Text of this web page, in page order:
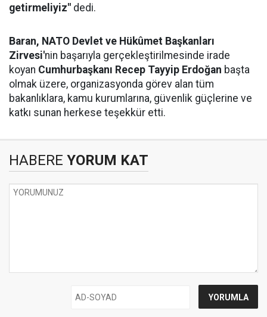
getirmeliyiz" dedi.
Baran, NATO Devlet ve Hükûmet Başkanları
Zirvesi'nin başarıyla gerçekleştirilmesinde irade
koyan Cumhurbaşkanı Recep Tayyip Erdoğan başta
olmak üzere, organizasyonda görev alan tüm
bakanlıklara, kamu kurumlarına, güvenlik güçlerine ve
katkı sunan herkese teşekkür etti.
HABERE YORUM KAT